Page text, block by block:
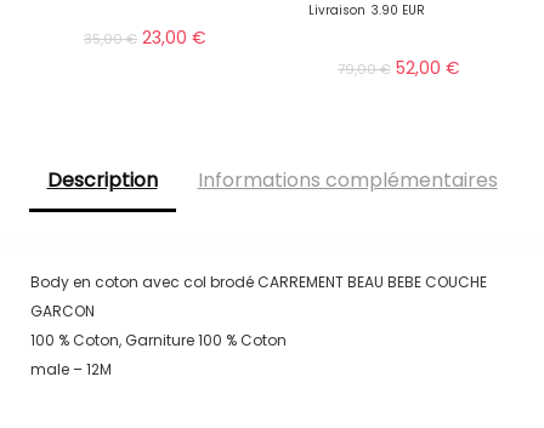
35,00€ 23,00 €
Livraison 3.90 EUR
79,00€ 52,00 €
Description Informations complémentaires
Body en coton avec col brodé CARREMENT BEAU BEBE COUCHE
GARCON
100 % Coton, Garniture 100 % Coton
male – 12M